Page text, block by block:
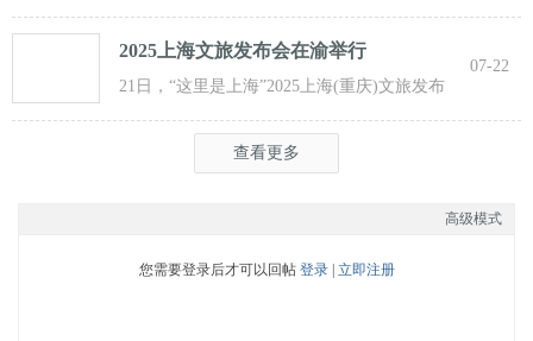
界啤酒文化节发动活动在重庆市九龙坡
2025上海文旅发布会在渝举行
21日，“这里是上海”2025上海(重庆)文旅发布
会在渝举行，全方位展示上海文旅
07-22
查看更多
高级模式
您需要登录后才可以回帖 登录| 立即注册